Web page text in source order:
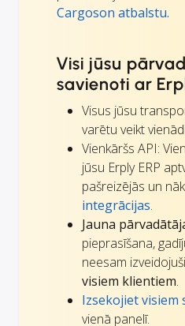
Cargoson atbalstu.
Visi jūsu
savienoti ar
Visus jūsu
varētu veikt
Vienkāršs API:
jūsu Erply ERP
pašreizējās un
integrācijas.
Jauna
pieprasīšana,
neesam
visiem klientiem.
Izsekojiet visiem
vienā panelī.